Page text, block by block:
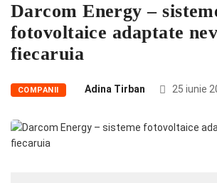
Darcom Energy –
fotovoltaice adaptate
fiecaruia
COMPANII Adina Tirban 25 iunie